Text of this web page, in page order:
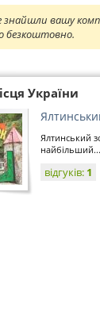
знайшли вашу
безкоштовно.
України
Ялтинський
найбільший...
відгуків: 1